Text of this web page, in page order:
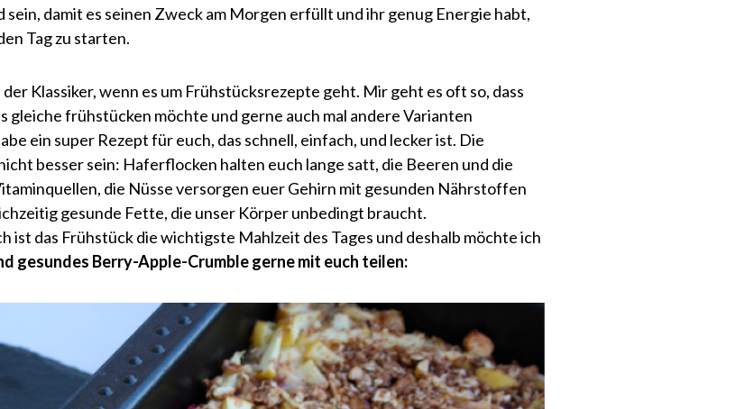
sein, damit es seinen Zweck am Morgen erfüllt und ihr genug Energie habt,
Tag zu starten.
Klassiker, wenn es um Frühstücksrezepte geht. Mir geht es oft so, dass
gleiche frühstücken möchte und gerne auch mal andere Varianten
ein super Rezept für euch, das schnell, einfach, und lecker ist. Die
besser sein: Haferflocken halten euch lange satt, die Beeren und die
die Nüsse versorgen euer Gehirn mit gesunden Nährstoffen
gesunde Fette, die unser Körper unbedingt braucht.
ist das Frühstück die wichtigste Mahlzeit des Tages und deshalb möchte ich
gesundes Berry-Apple-Crumble gerne mit euch teilen: